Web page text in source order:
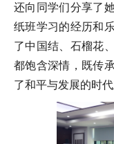
还向同学们分享了
纸班学习的经历和
了中国结、石榴花
都饱含深情，既传
了和平与发展的时代